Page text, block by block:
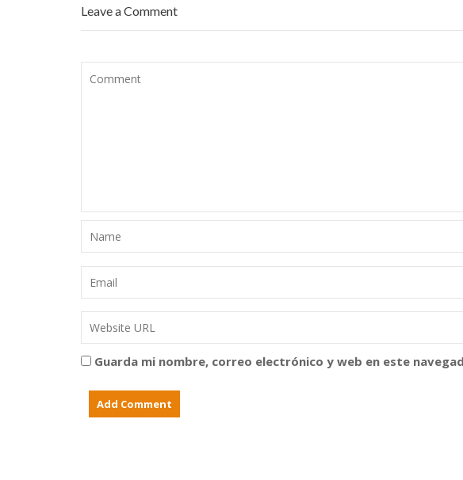
Leave a Comment
Guarda mi nombre, correo electrónico y web en este